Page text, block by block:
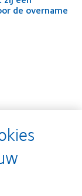
de overname